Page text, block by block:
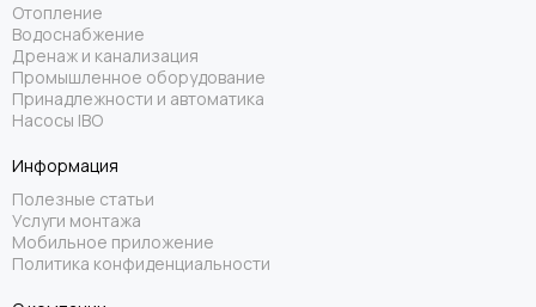
Отопление
Водоснабжение
Дренаж и канализация
Промышленное оборудование
Принадлежности и автоматика
Насосы IBO
Информация
Полезные статьи
Услуги монтажа
Мобильное приложение
Политика конфиденциальности